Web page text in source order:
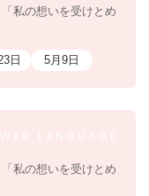
私の想いを受けとめ
日 5月9日
私の想いを受けとめ